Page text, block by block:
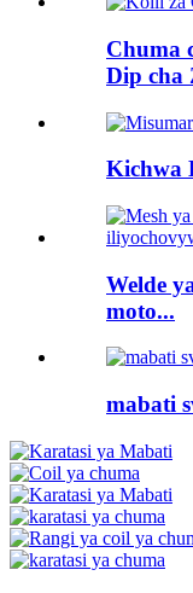
Chuma
Dip cha
Kichwa
Welde
moto...
mabati